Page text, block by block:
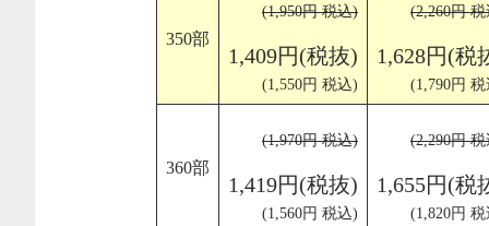
350部
(1,950円 税込)
1,409円(税抜)
(1,550円 税込)
(2,260円
1,628円(税
(1,790円
360部
(1,970円 税込)
1,419円(税抜)
(1,560円 税込)
(2,290円
1,655円(税
(1,820円